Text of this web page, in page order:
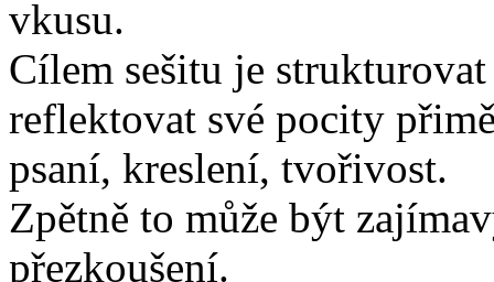
vkusu.
Cílem sešitu je
reflektovat své pocity
psaní, kreslení, tvořivost.
Zpětně to může být
přezkoušení.